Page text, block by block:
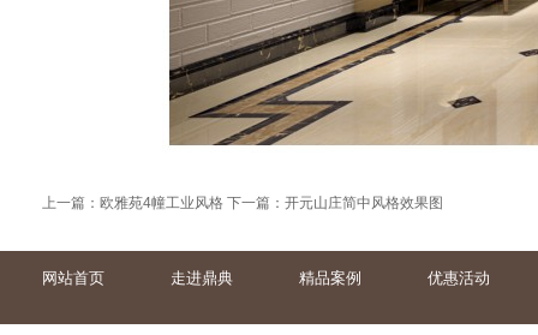
上一篇： 欧雅苑4幢工业风格 下一篇： 开元山庄简中风格效果图
网站首页 走进鼎典 精品案例 优惠活动